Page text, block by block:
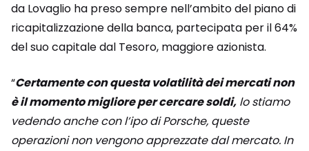
da Lovaglio ha preso sempre nell’ambito del piano di
ricapitalizzazione della banca, partecipata per il 64%
del suo capitale dal Tesoro, maggiore azionista.
“Certamente con questa volatilità dei mercati non
è il momento migliore per cercare soldi, lo stiamo
vedendo anche con l’ipo di Porsche, queste
operazioni non vengono apprezzate dal mercato. In